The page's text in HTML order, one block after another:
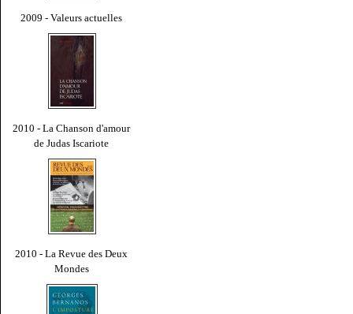
2009 - Valeurs actuelles
2010 - La Chanson d'amour
de Judas Iscariote
2010 - La Revue des Deux
Mondes